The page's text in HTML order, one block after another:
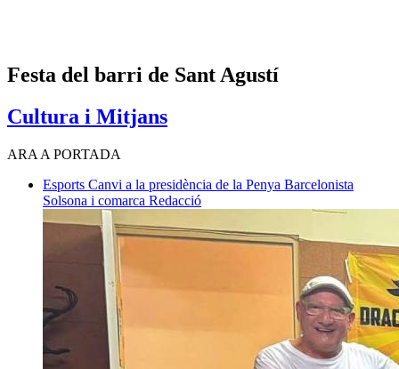
Festa del barri de Sant Agustí
Cultura i Mitjans
ARA A PORTADA
Esports Canvi a la presidència de la Penya Barcelonista
Solsona i comarca Redacció